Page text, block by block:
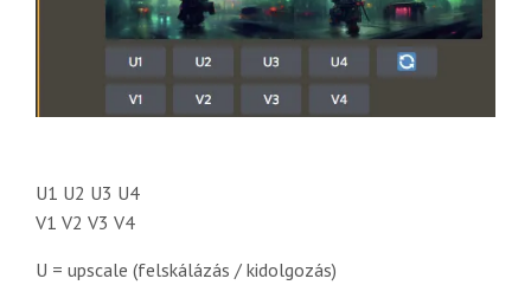
U1 U2 U3 U4
V1 V2 V3 V4
U = upscale (felskálázás / kidolgozás)